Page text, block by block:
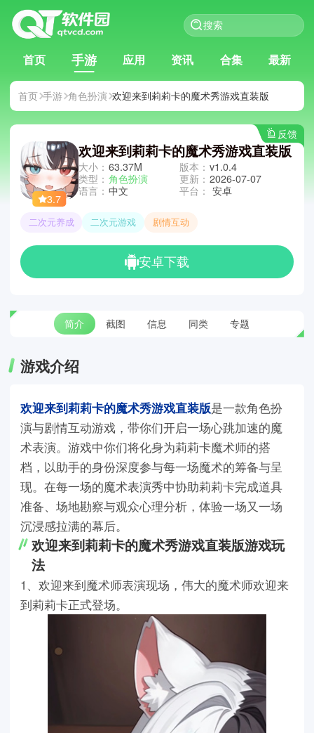
首页 手游 应用 资讯 合集 最新
首页 手游 角色扮演 欢迎来到莉莉卡的魔术秀游戏直装版
反馈
3.7
欢迎来到莉莉卡的魔术秀游戏直装版
大小： 63.37M
类型： 角色扮演
语言： 中文
版本： v1.0.4
更新： 2026-07-07
平台： 安卓
二次元养成 二次元游戏 剧情互动
安卓下载
简介 截图 信息 同类 专题
游戏介绍
欢迎来到莉莉卡的魔术秀游戏直装版是一款角色扮
演与剧情互动游戏，带你们开启一场心跳加速的魔
术表演。游戏中你们将化身为莉莉卡魔术师的搭
档，以助手的身份深度参与每一场魔术的筹备与呈
现。在每一场的魔术表演秀中协助莉莉卡完成道具
准备、场地勘察与观众心理分析，体验一场又一场
沉浸感拉满的幕后。
欢迎来到莉莉卡的魔术秀游戏直装版游戏玩
法
1、欢迎来到魔术师表演现场，伟大的魔术师欢迎来
到莉莉卡正式登场。